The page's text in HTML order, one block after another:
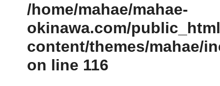
/home/mahae/mahae-
okinawa.com/
content/themes/mahae/
on line 116